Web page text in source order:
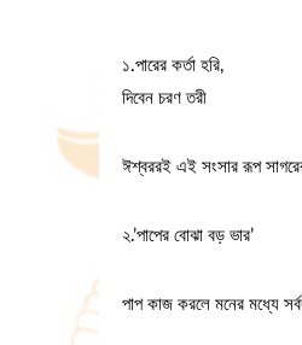
১.পারের কর্তা হরি,
দিবেন চরণ তরী
ঈশ্বররই এই সংসার রূপ
২.’পাপের বোঝা বড় ভার’
পাপ কাজ করলে মনের মধ্যে